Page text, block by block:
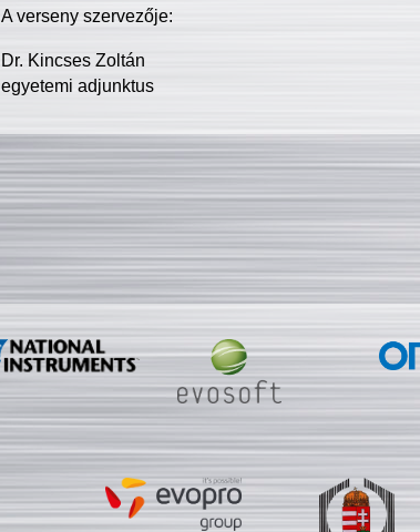
A verseny szervezője:
Dr. Kincses Zoltán
egyetemi adjunktus